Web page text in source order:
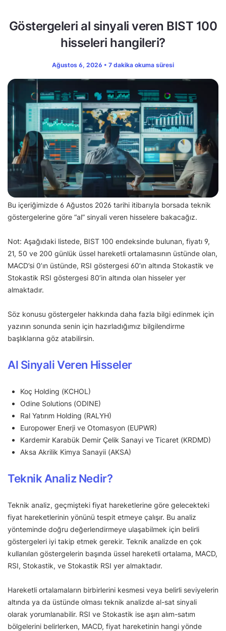
Göstergeleri al sinyali veren BIST 100
hisseleri hangileri?
Ağustos 6, 2026 • 7 dakika okuma süresi
Bu içeriğimizde 6 Ağustos 2026 tarihi itibarıyla borsada teknik
göstergelerine göre “al” sinyali veren hisselere bakacağız.
Not: Aşağıdaki listede, BIST 100 endeksinde bulunan, fiyatı 9,
21, 50 ve 200 günlük üssel hareketli ortalamasının üstünde olan,
MACD’si 0’ın üstünde, RSI göstergesi 60’ın altında Stokastik ve
Stokastik RSI göstergesi 80’in altında olan hisseler yer
almaktadır.
Söz konusu göstergeler hakkında daha fazla bilgi edinmek için
yazının sonunda senin için hazırladığımız bilgilendirme
başlıklarına göz atabilirsin.
Al Sinyali Veren Hisseler
Koç Holding (KCHOL)
Odine Solutions (ODINE)
Ral Yatırım Holding (RALYH)
Europower Enerji ve Otomasyon (EUPWR)
Kardemir Karabük Demir Çelik Sanayi ve Ticaret (KRDMD)
Aksa Akrilik Kimya Sanayii (AKSA)
Teknik Analiz Nedir?
Teknik analiz, geçmişteki fiyat hareketlerine göre gelecekteki
fiyat hareketlerinin yönünü tespit etmeye çalışır. Bu analiz
yönteminde doğru değerlendirmeye ulaşabilmek için belirli
göstergeleri iyi takip etmek gerekir. Teknik analizde en çok
kullanılan göstergelerin başında üssel hareketli ortalama, MACD,
RSI, Stokastik, ve Stokastik RSI yer almaktadır.
Hareketli ortalamaların birbirlerini kesmesi veya belirli seviyelerin
altında ya da üstünde olması teknik analizde al-sat sinyali
olarak yorumlanabilir. RSI ve Stokastik ise aşırı alım-satım
bölgelerini belirlerken, MACD, fiyat hareketinin hangi yönde